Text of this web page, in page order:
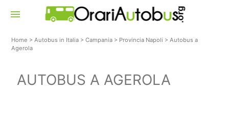
menu
Home >Autobus in Italia >Campania > Provincia Napoli >Autobus a
Agerola
AUTOBUS A AGEROLA